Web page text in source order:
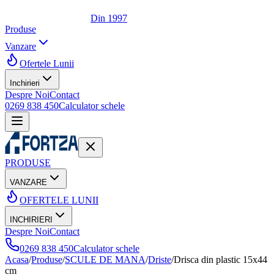
Din 1997
Produse
Vanzare
Ofertele Lunii
Inchirieri
Despre NoiContact
0269 838 450Calculator schele
PRODUSE
VANZARE
OFERTELE LUNII
INCHIRIERI
Despre NoiContact
0269 838 450Calculator schele
Acasa/Produse/SCULE DE MANA/Driste/Drisca din plastic 15x44
cm